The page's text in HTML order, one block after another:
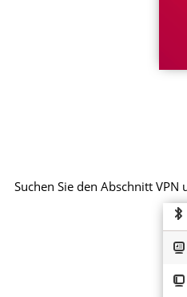
Suchen Sie den Abschnitt